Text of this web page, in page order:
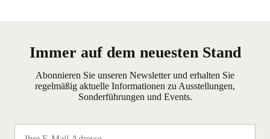
Immer auf dem neuesten Stand
Abonnieren Sie unseren Newsletter und erhalten Sie
regelmäßig aktuelle Informationen zu Ausstellungen,
Sonderführungen und Events.